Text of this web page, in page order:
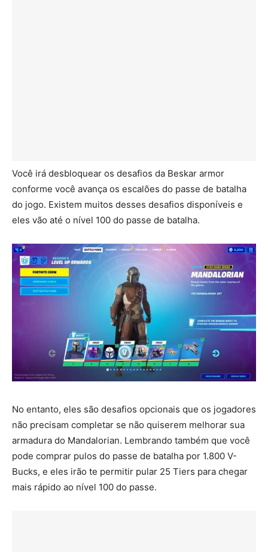
Você irá desbloquear os desafios da Beskar armor
conforme você avança os escalões do passe de batalha
do jogo. Existem muitos desses desafios disponíveis e
eles vão até o nível 100 do passe de batalha.
No entanto, eles são desafios opcionais que os jogadores
não precisam completar se não quiserem melhorar sua
armadura do Mandalorian. Lembrando também que você
pode comprar pulos do passe de batalha por 1.800 V-
Bucks, e eles irão te permitir pular 25 Tiers para chegar
mais rápido ao nível 100 do passe.